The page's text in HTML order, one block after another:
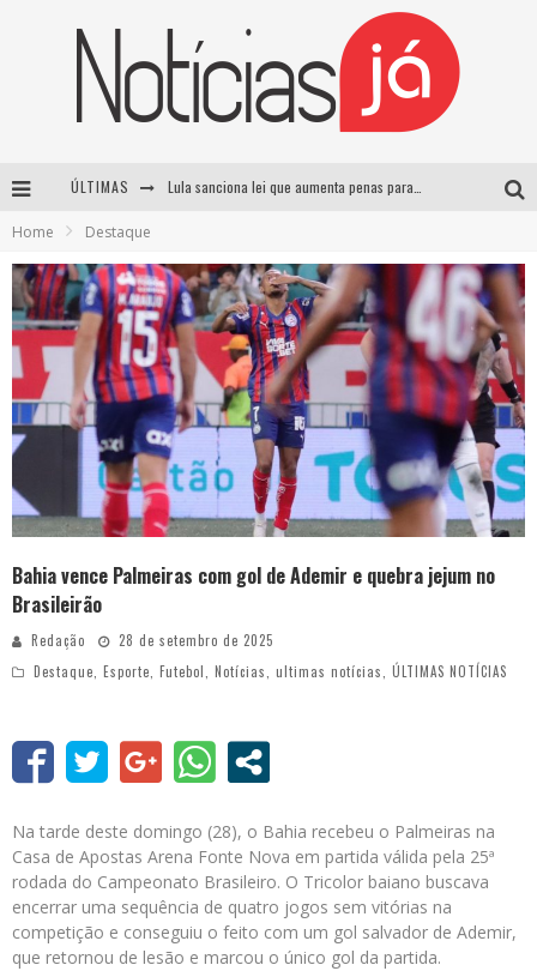
ÚLTIMAS
Operação prende dois suspeitos e cumpre mandados contra organização criminosa em Cajazeiras
Casamento de Davi Brito e Emilly Araújo está marcado para setembro e deve custar cerca de R$ 2 milhões
Home Destaque
Bahia vence Palmeiras com gol de Ademir e quebra jejum no
Brasileirão
Redação
28 de setembro de 2025
Destaque, Esporte, Futebol, Notícias, ultimas notícias, ÚLTIMAS NOTÍCIAS
Na tarde deste domingo (28), o Bahia recebeu o Palmeiras na
Casa de Apostas Arena Fonte Nova em partida válida pela 25ª
rodada do Campeonato Brasileiro. O Tricolor baiano buscava
encerrar uma sequência de quatro jogos sem vitórias na
competição e conseguiu o feito com um gol salvador de Ademir,
que retornou de lesão e marcou o único gol da partida.